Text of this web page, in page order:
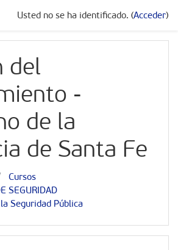
Usted no se ha identificado. (Acceder)
del
-
de la
de Santa Fe
Cursos
SEGURIDAD
Seguridad Pública